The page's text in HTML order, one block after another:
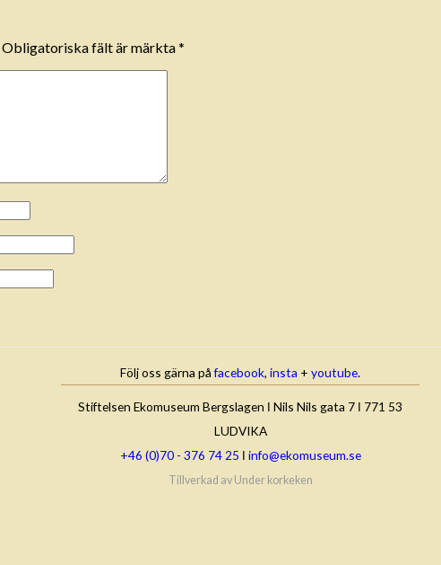
Obligatoriska fält är märkta*
Följ oss gärna påfacebook, insta + youtube.
Stiftelsen Ekomuseum Bergslagen ǀ Nils Nils gata 7 ǀ 771 53
LUDVIKA
+46 (0)70 - 376 74 25 ǀ info@ekomuseum.se
Tillverkad av Under korkeken